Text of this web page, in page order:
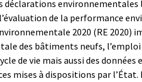
déclarations
de la performance
2020 (RE 2020)
des bâtiments neufs,
de vie mais aussi des
mises à dispositions par l’État.